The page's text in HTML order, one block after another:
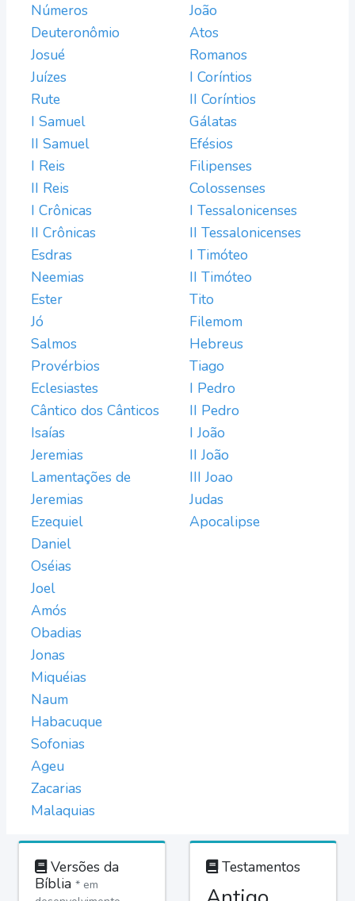
Números
Deuteronômio
Josué
Juízes
Rute
I Samuel
II Samuel
I Reis
II Reis
I Crônicas
II Crônicas
Esdras
Neemias
Ester
Jó
Salmos
Provérbios
Eclesiastes
Cântico dos Cânticos
Isaías
Jeremias
Lamentações de
Jeremias
Ezequiel
Daniel
Oséias
Joel
Amós
Obadias
Jonas
Miquéias
Naum
Habacuque
Sofonias
Ageu
Zacarias
Malaquias
João
Atos
Romanos
I Coríntios
II Coríntios
Gálatas
Efésios
Filipenses
Colossenses
I Tessalonicenses
II Tessalonicenses
I Timóteo
II Timóteo
Tito
Filemom
Hebreus
Tiago
I Pedro
II Pedro
I João
II João
III Joao
Judas
Apocalipse
Versões da
Bíblia * em
Testamentos